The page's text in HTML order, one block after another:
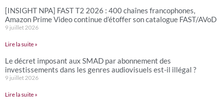
[INSIGHT NPA] FAST T2 2026 : 400 chaînes francophones,
Amazon Prime Video continue d’étoffer son catalogue FAST/AVoD
9 juillet 2026
Lire la suite »
Le décret imposant aux SMAD par abonnement des
investissements dans les genres audiovisuels est-il illégal ?
9 juillet 2026
Lire la suite »